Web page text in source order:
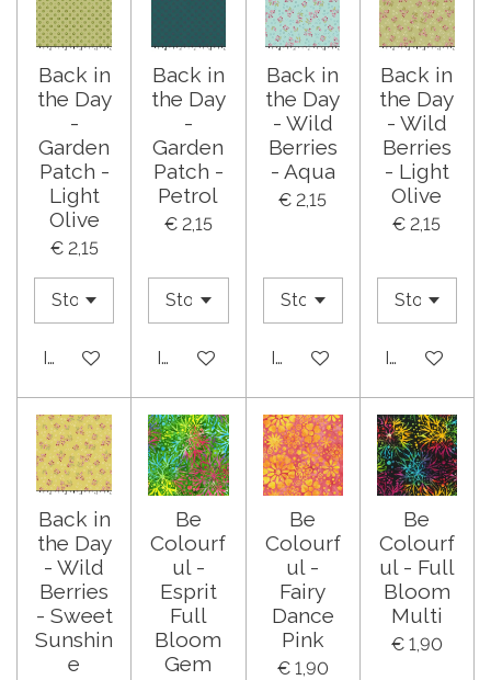
Back in
the Day
-
Garden
Patch -
Light
Olive
€ 2,15
In winkelwagen
Back in
the Day
-
Garden
Patch -
Petrol
€ 2,15
In winkelwagen
Back in
the Day
- Wild
Berries
- Aqua
€ 2,15
In winkelwagen
Back in
the Day
- Wild
Berries
- Light
Olive
€ 2,15
In
Back in
the Day
- Wild
Berries
- Sweet
Sunshin
e
Be
Colourf
ul -
Esprit
Full
Bloom
Gem
Be
Colourf
ul -
Fairy
Dance
Pink
€ 1,90
Be
Colourf
ul - Full
Bloom
Multi
€ 1,90